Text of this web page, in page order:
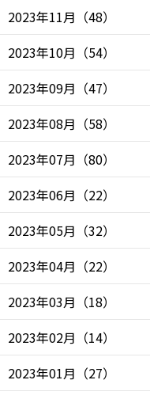
2023年11月 （48）
2023年10月 （54）
2023年09月 （47）
2023年08月 （58）
2023年07月 （80）
2023年06月 （22）
2023年05月 （32）
2023年04月 （22）
2023年03月 （18）
2023年02月 （14）
2023年01月 （27）